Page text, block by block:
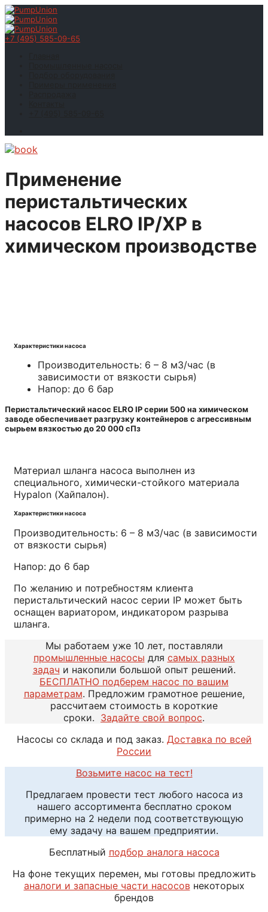
+7 (495) 585-09-65
Применение
перистальтических
насосов ELRO IP/XP в
химическом производстве
Характеристики насоса
Производительность: 6 – 8 м3/час (в
зависимости от вязкости сырья)
Напор: до 6 бар
Перистальтический насос ELRO IP серии 500 на химическом
заводе обеспечивает разгрузку контейнеров с агрессивным
сырьем вязкостью до 20 000 сПз
Материал шланга насоса выполнен из
специального, химически-стойкого материала
Hypalon (Хайпалон).
Характеристики насоса
Производительность: 6 – 8 м3/час (в зависимости
от вязкости сырья)
Напор: до 6 бар
По желанию и потребностям клиента
перистальтический насос серии IP может быть
оснащен вариатором, индикатором разрыва
шланга.
Мы работаем уже 10 лет, поставляли
промышленные насосы для самых разных
задач и накопили большой опыт решений.
БЕСПЛАТНО подберем насос по вашим
параметрам. Предложим грамотное решение,
рассчитаем стоимость в короткие
сроки. Задайте свой вопрос.
Насосы со склада и под заказ. Доставка по всей
России
Возьмите насос на тест!
Предлагаем провести тест любого насоса из
нашего ассортимента бесплатно сроком
примерно на 2 недели под соответствующую
ему задачу на вашем предприятии.
Бесплатный подбор аналога насоса
На фоне текущих перемен, мы готовы предложить
аналоги и запасные части насосовнекоторых
брендов